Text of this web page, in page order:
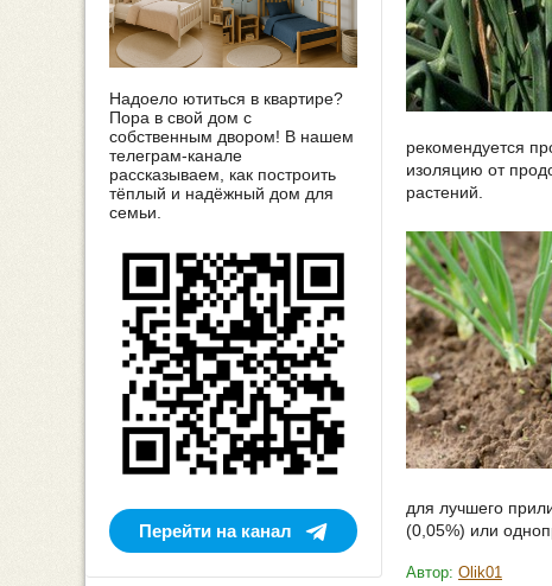
рекомендуется
изоляцию от
растений.
для лучшего
(0,05%) или
Автор: Olik01
Надоело ютиться в квартире?
Пора в свой дом с
собственным двором! В нашем
телеграм-канале
рассказываем, как построить
тёплый и надёжный дом для
семьи.
Перейти на канал